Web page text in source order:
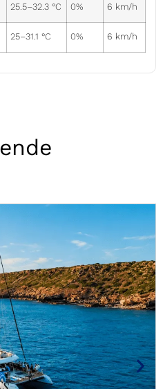
25.5–32.3 °C 0% 6 km/h
25–31.1 °C 0% 6 km/h